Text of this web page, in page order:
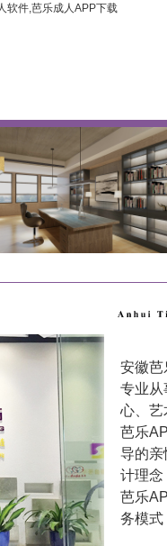
软件,芭乐成人APP下载
安徽芭
专业从
心、
芭乐
导的亲
计理念
芭乐
务模式